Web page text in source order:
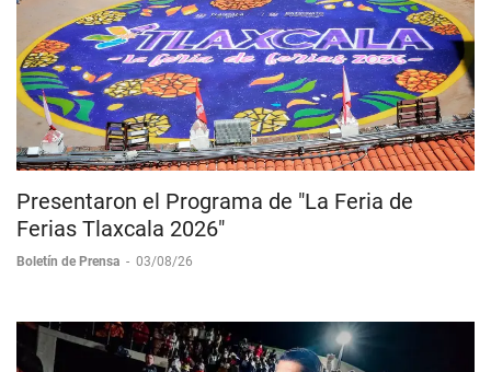
Presentaron el Programa de "La Feria de
Ferias Tlaxcala 2026"
Boletín de Prensa - 03/08/26